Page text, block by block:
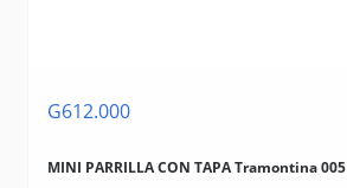
G612.000
MINI PARRILLA CON TAPA Tramontina 005